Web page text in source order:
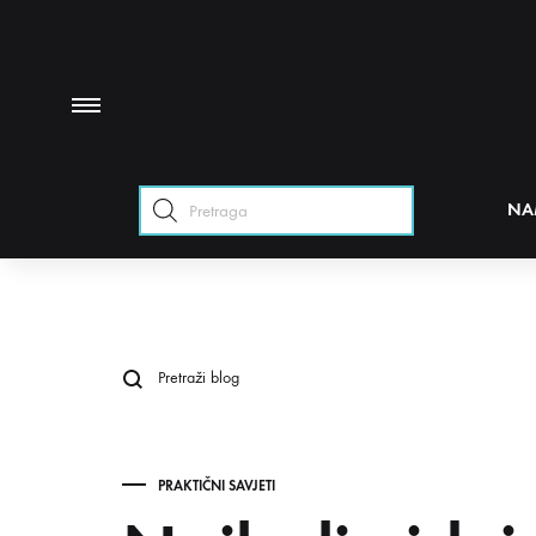
Products
search
PRAKTIČNI SAVJETI